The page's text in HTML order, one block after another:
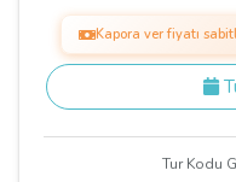
Kapora ver fiyatı
Tur Kodu